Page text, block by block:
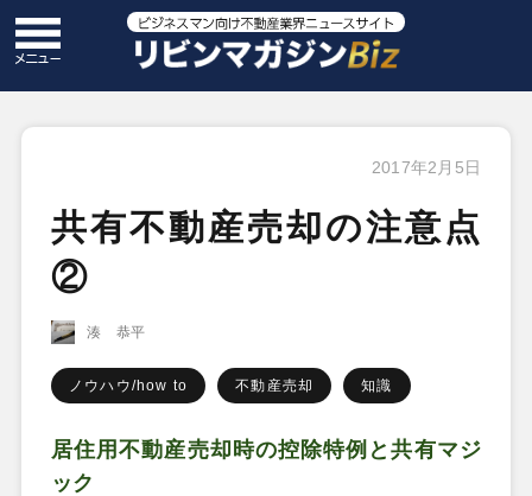
2017年2月5日
共有不動産売却の注意点
②
湊 恭平
ノウハウ/how to 不動産売却 知識
居住用不動産売却時の控除特例と共有マジ
ック